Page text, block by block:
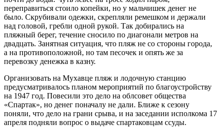
переправиться стоило копейки, но у мальчишек денег не
было. Скрубивали одежки, скрепляли ремешком и держали
над головой, гребли одной рукой. Так добирались на
пляжный берег, течение сносило по диагонали метров на
двадцать. Занятная ситуация, что пляж не со стороны города,
а на противоположной, но там песочек и опять же за
перевозку денежка в казну.
Организовать на Мухавце пляж и лодочную станцию
предусматривалось планом мероприятий по благоустройству
на 1947 год. Повесили это дело на облсовет общества
«Спартак», но денег поначалу не дали. Ближе к сезону
поняли, что дело на грани срыва, и на заседании исполкома 17
апреля подняли вопрос о выдаче спартаковцам ссуды.